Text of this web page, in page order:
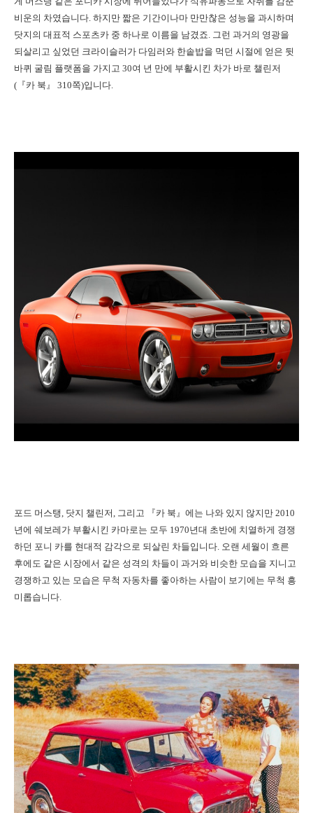
비운의 차였습니다. 하지만 짧은 기간이나마 만만찮은 성능을 과시하며
닷지의 대표적 스포츠카 중 하나로 이름을 남겼죠. 그런 과거의 영광을
되살리고 싶었던 크라이슬러가 다임러와 한솥밥을 먹던 시절에 얻은 뒷
바퀴 굴림 플랫폼을 가지고 30여 년 만에 부활시킨 차가 바로 챌린저
(『카 북』 310쪽)입니다.
포드 머스탱, 닷지 챌린저, 그리고 『카 북』에는 나와 있지 않지만 2010
년에 쉐보레가 부활시킨 카마로는 모두 1970년대 초반에 치열하게 경쟁
하던 포니 카를 현대적 감각으로 되살린 차들입니다. 오랜 세월이 흐른
후에도 같은 시장에서 같은 성격의 차들이 과거와 비슷한 모습을 지니고
경쟁하고 있는 모습은 무척 자동차를 좋아하는 사람이 보기에는 무척 흥
미롭습니다.